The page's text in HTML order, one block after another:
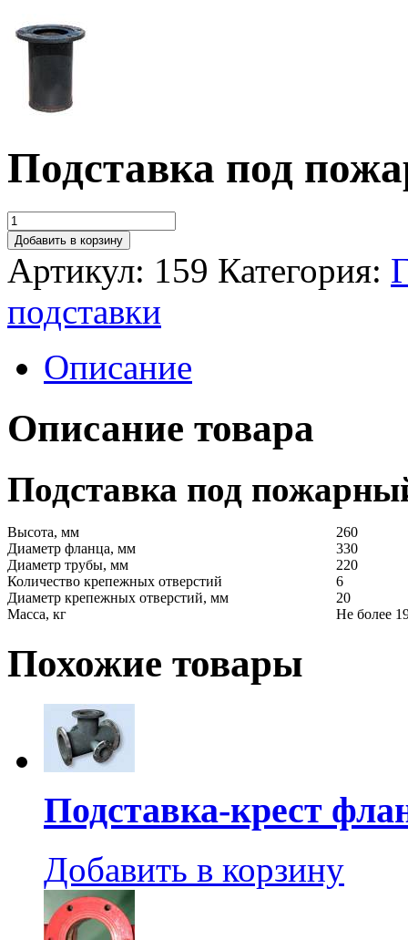
Подставка под
Добавить в корзину
Артикул: 159 Категория:
подставки
Описание
Описание товара
Подставка под
Высота, мм
260
Диаметр фланца, мм
330
Диаметр трубы, мм
220
Количество крепежных отверстий
6
Диаметр крепежных отверстий, мм
20
Масса, кг
Не более
Похожие товары
Подставка-крест
Добавить в корзину